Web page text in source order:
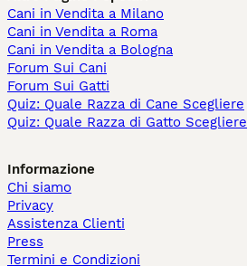
Cani in Vendita a Milano
Cani in Vendita a Roma
Cani in Vendita a Bologna
Forum Sui Cani
Forum Sui Gatti
Quiz: Quale Razza di Cane Scegliere
Quiz: Quale Razza di Gatto Scegliere
Informazione
Chi siamo
Privacy
Assistenza Clienti
Press
Termini e Condizioni